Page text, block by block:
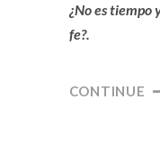
¿No es tiempo
fe?.
CONTINUE